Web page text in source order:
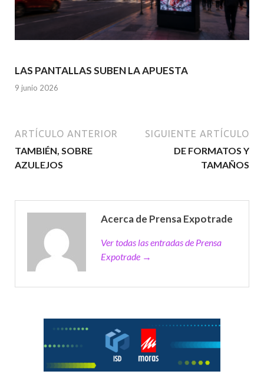
LAS PANTALLAS SUBEN LA APUESTA
9 junio 2026
ARTÍCULO ANTERIOR
TAMBIÉN, SOBRE
AZULEJOS
SIGUIENTE ARTÍCULO
DE FORMATOS Y
TAMAÑOS
Acerca de Prensa Expotrade
Ver todas las entradas de Prensa
Expotrade →